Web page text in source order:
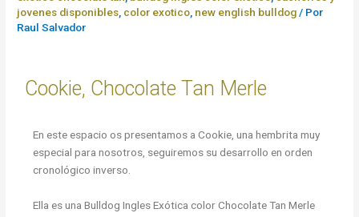
jovenes disponibles color exotico new english bulldog / Por
Raul Salvador
Cookie, Chocolate Tan Merle
En este espacio os presentamos a Cookie, una hembrita muy
especial para nosotros, seguiremos su desarrollo en orden
cronológico inverso.
Ella es una Bulldog Ingles Exótica color Chocolate Tan Merle